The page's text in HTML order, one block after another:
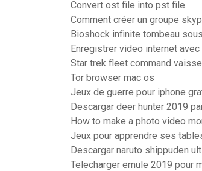
Convert ost file into pst file
Comment créer un groupe
Bioshock infinite tombeau
Enregistrer video internet avec
Star trek fleet command
Tor browser mac os
Jeux de guerre pour iphone
Descargar deer hunter 2019
How to make a photo video
Jeux pour apprendre ses
Descargar naruto shippuden
Telecharger emule 2019 pour